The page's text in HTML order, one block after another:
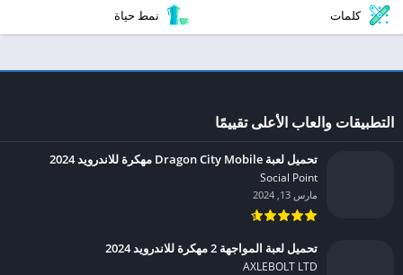
كلمات نمط حياة
التطبيقات والعاب الأعلى تقييمًا
تحميل لعبة Dragon City Mobile مهكرة للاندرويد 2024
Social Point‏
مارس 13, 2024
تحميل لعبة المواجهة 2 مهكرة للاندرويد 2024
AXLEBOLT LTD‏